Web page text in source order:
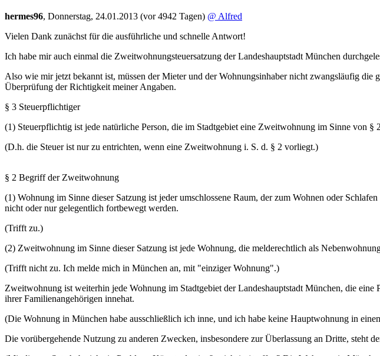
hermes96, Donnerstag, 24.01.2013 (vor 4942 Tagen) @ Alfred
Vielen Dank zunächst für die ausführliche und schnelle Antwort!
Ich habe mir auch einmal die Zweitwohnungsteuersatzung der Landeshauptstadt München
Also wie mir jetzt bekannt ist, müssen der Mieter und der Wohnungsinhaber nicht zwangsläufig
Überprüfung der Richtigkeit meiner Angaben.
§ 3 Steuerpflichtiger
(1) Steuerpflichtig ist jede natürliche Person, die im Stadtgebiet eine Zweitwohnung im Sinne von §
(D.h. die Steuer ist nur zu entrichten, wenn eine Zweitwohnung i. S. d. § 2 vorliegt.)
§ 2 Begriff der Zweitwohnung
(1) Wohnung im Sinne dieser Satzung ist jeder umschlossene Raum, der zum Wohnen oder
nicht oder nur gelegentlich fortbewegt werden.
(Trifft zu.)
(2) Zweitwohnung im Sinne dieser Satzung ist jede Wohnung, die melderechtlich als
(Trifft nicht zu. Ich melde mich in München an, mit "einziger Wohnung".)
Zweitwohnung ist weiterhin jede Wohnung im Stadtgebiet der Landeshauptstadt München, die
ihrer Familienangehörigen innehat.
(Die Wohnung in München habe ausschließlich ich inne, und ich habe keine Hauptwohnung in
Die vorübergehende Nutzung zu anderen Zwecken, insbesondere zur Überlassung an Dritte, steht